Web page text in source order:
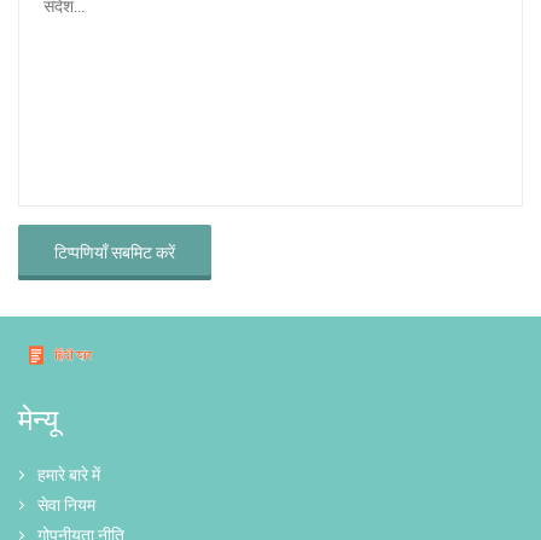
टिप्पणियाँ सबमिट करें
मेन्यू
हमारे बारे में
सेवा नियम
गोपनीयता नीति